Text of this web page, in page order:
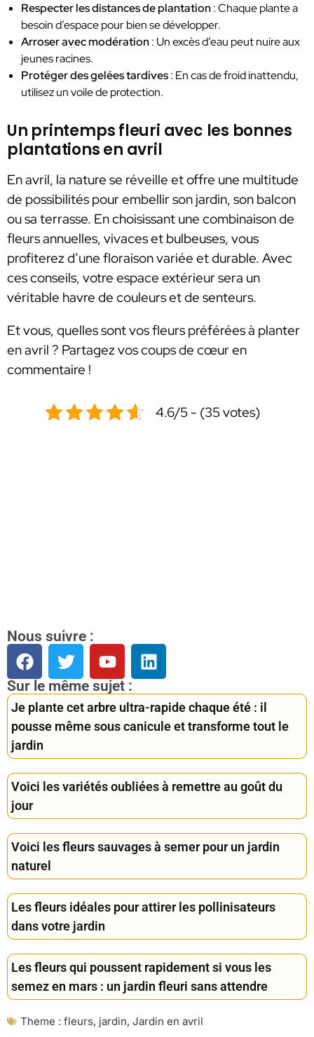
Respecter les distances de plantation: Chaque plante a
besoin d’espace pour bien se développer.
Arroser avec modération: Un excès d’eau peut nuire aux
jeunes racines.
Protéger des gelées tardives: En cas de froid inattendu,
utilisez un voile de protection.
Un printemps fleuri avec les bonnes
plantations en avril
En avril, la nature se réveille et offre une multitude
de possibilités pour embellir son jardin, son balcon
ou sa terrasse. En choisissant une combinaison de
fleurs annuelles, vivaces et bulbeuses, vous
profiterez d’une floraison variée et durable. Avec
ces conseils, votre espace extérieur sera un
véritable havre de couleurs et de senteurs.
Et vous, quelles sont vos fleurs préférées à planter
en avril ? Partagez vos coups de cœur en
commentaire !
4.6/5 - (35 votes)
Nous suivre :
Sur le même sujet :
Je plante cet arbre ultra-rapide chaque été : il
pousse même sous canicule et transforme tout le
jardin
Voici les variétés oubliées à remettre au goût du
jour
Voici les fleurs sauvages à semer pour un jardin
naturel
Les fleurs idéales pour attirer les pollinisateurs
dans votre jardin
Les fleurs qui poussent rapidement si vous les
semez en mars : un jardin fleuri sans attendre
Theme : fleurs, jardin, Jardin en avril